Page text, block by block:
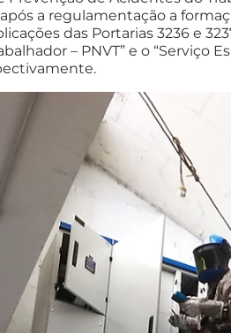
a regulamentação a
das Portarias 3236 e
– PNVT” e o “Serviço